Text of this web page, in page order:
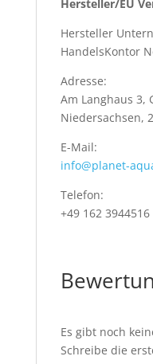
Hersteller/EU
Hersteller
HandelsKontor
Adresse:
Am Langhaus 3,
Niedersachsen,
E-Mail:
info@planet-
Telefon:
+49 162 3944516
Es gibt noch
Schreibe die